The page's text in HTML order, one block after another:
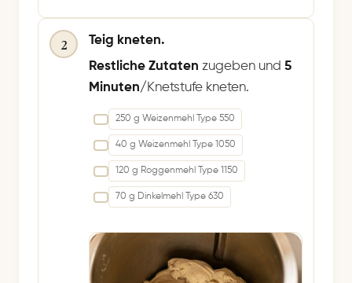
2
Teig kneten.
Restliche Zutaten zugeben und 5
Minuten/ Knetstufe kneten.
250 g Weizenmehl Type 550
40 g Weizenmehl Type 1050
120 g Roggenmehl Type 1150
70 g Dinkelmehl Type 630